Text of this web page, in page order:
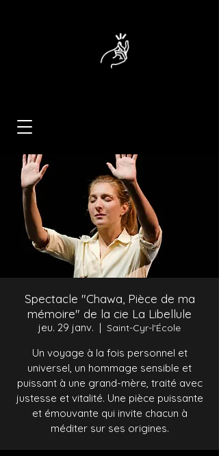
Spectacle "Chawa, Pièce de ma
mémoire" de la cie La Libellule
jeu. 29 janv.
  |
Saint-Cyr-l'École
Un voyage à la fois personnel et
universel, un hommage sensible et
puissant à une grand-mère, traité avec
justesse et vitalité. Une pièce puissante
et émouvante qui invite chacun à
méditer sur ses origines.